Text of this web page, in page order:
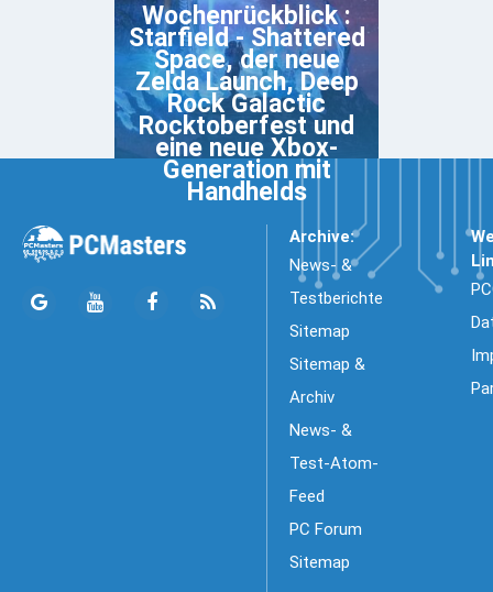
Wochenrückblick :
Starfield - Shattered
Space, der neue
Zelda Launch, Deep
Rock Galactic
Rocktoberfest und
eine neue Xbox-
Generation mit
Handhelds
Archive:
News- &
Testberichte
Sitemap
Sitemap &
Archiv
News- &
Test-Atom-
Feed
PC Forum
Sitemap